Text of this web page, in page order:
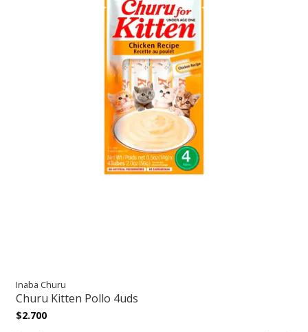
Inaba Churu
Churu Kitten Pollo 4uds
$2.700